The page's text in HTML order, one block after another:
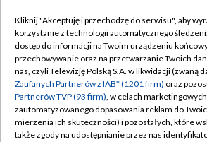
TVP
Abonament TVP
Emisja w TVP
Centrum informacji TVP
Naziemna Telewizja Cyfrowa
Regulamin TVP
Polityka
Moje zgody
Pomoc
Kliknij "Akceptuję i przechodzę do serwisu", aby
korzystanie z technologii automatycznego
dostęp do informacji na Twoim urządzeniu
przechowywanie oraz na przetwarzanie Twoich
nas, czyli Telewizję Polską S.A. w likwidacji (zwaną
Zaufanych Partnerów z IAB* (1201 firm) oraz
Partnerów TVP (93 firm), w celach
zautomatyzowanego dopasowania reklam do
mierzenia ich skuteczności) i pozostałych, które
także zgody na udostępnianie przez nas